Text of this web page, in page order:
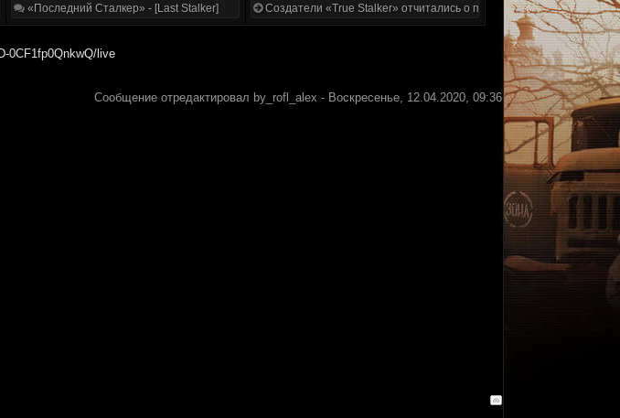
«Последний Сталкер» - [Last Stalker]
Создатели «True Stalker» отчитались о проделанной работе
0CF1fp0QnkwQ/live
Сообщение отредактировал by_rofl_alex - Воскресенье, 12.04.2020, 09:36